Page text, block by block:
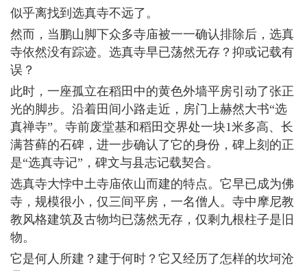
似乎离找到选真寺不远了。
然而，当鹏山脚下众多寺庙被一一确认排除后，选真
寺依然没有踪迹。选真寺早已荡然无存？抑或记载有
误？
此时，一座孤立在稻田中的黄色外墙平房引动了张正
光的脚步。沿着田间小路走近，房门上赫然大书“选
真禅寺”。寺前废堂基和稻田交界处一块1米多高、长
满苔藓的石碑，进一步确认了它的身份，碑上刻的正
是“选真寺记”，碑文与县志记载契合。
选真寺大悖中土寺庙依山而建的特点。它早已成为佛
寺，规模很小，仅三间平房，一名僧人。寺中摩尼教
教风格建筑及古物均已荡然无存，仅剩九根柱子是旧
物。
它是何人所建？建于何时？它又经历了怎样的坎坷沧